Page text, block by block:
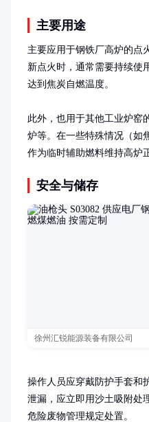
主要用途
主要应用于钢铁厂高炉的点
新点火时，通常需要持续使
达到焦炭自燃温度。
此外，也用于其他工业炉窑
炉等。在一些特殊情况（如
作为临时辅助燃料维持高炉
安全与储存
徐州汇锐能源装备有限公司
操作人员应穿戴防护手套和
泄漏，应立即用沙土吸附处
危险废物管理规定处置。